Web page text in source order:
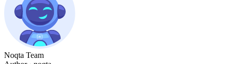
Noqta Team